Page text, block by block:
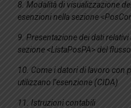
8. Modalità di visualizzazione
esenzioni nella sezione
9. Presentazione dei dati
sezione <ListaPosPA> del
10. Come i datori di lavoro con
utilizzano l’esenzione (CIDA)
11. Istruzioni contabili